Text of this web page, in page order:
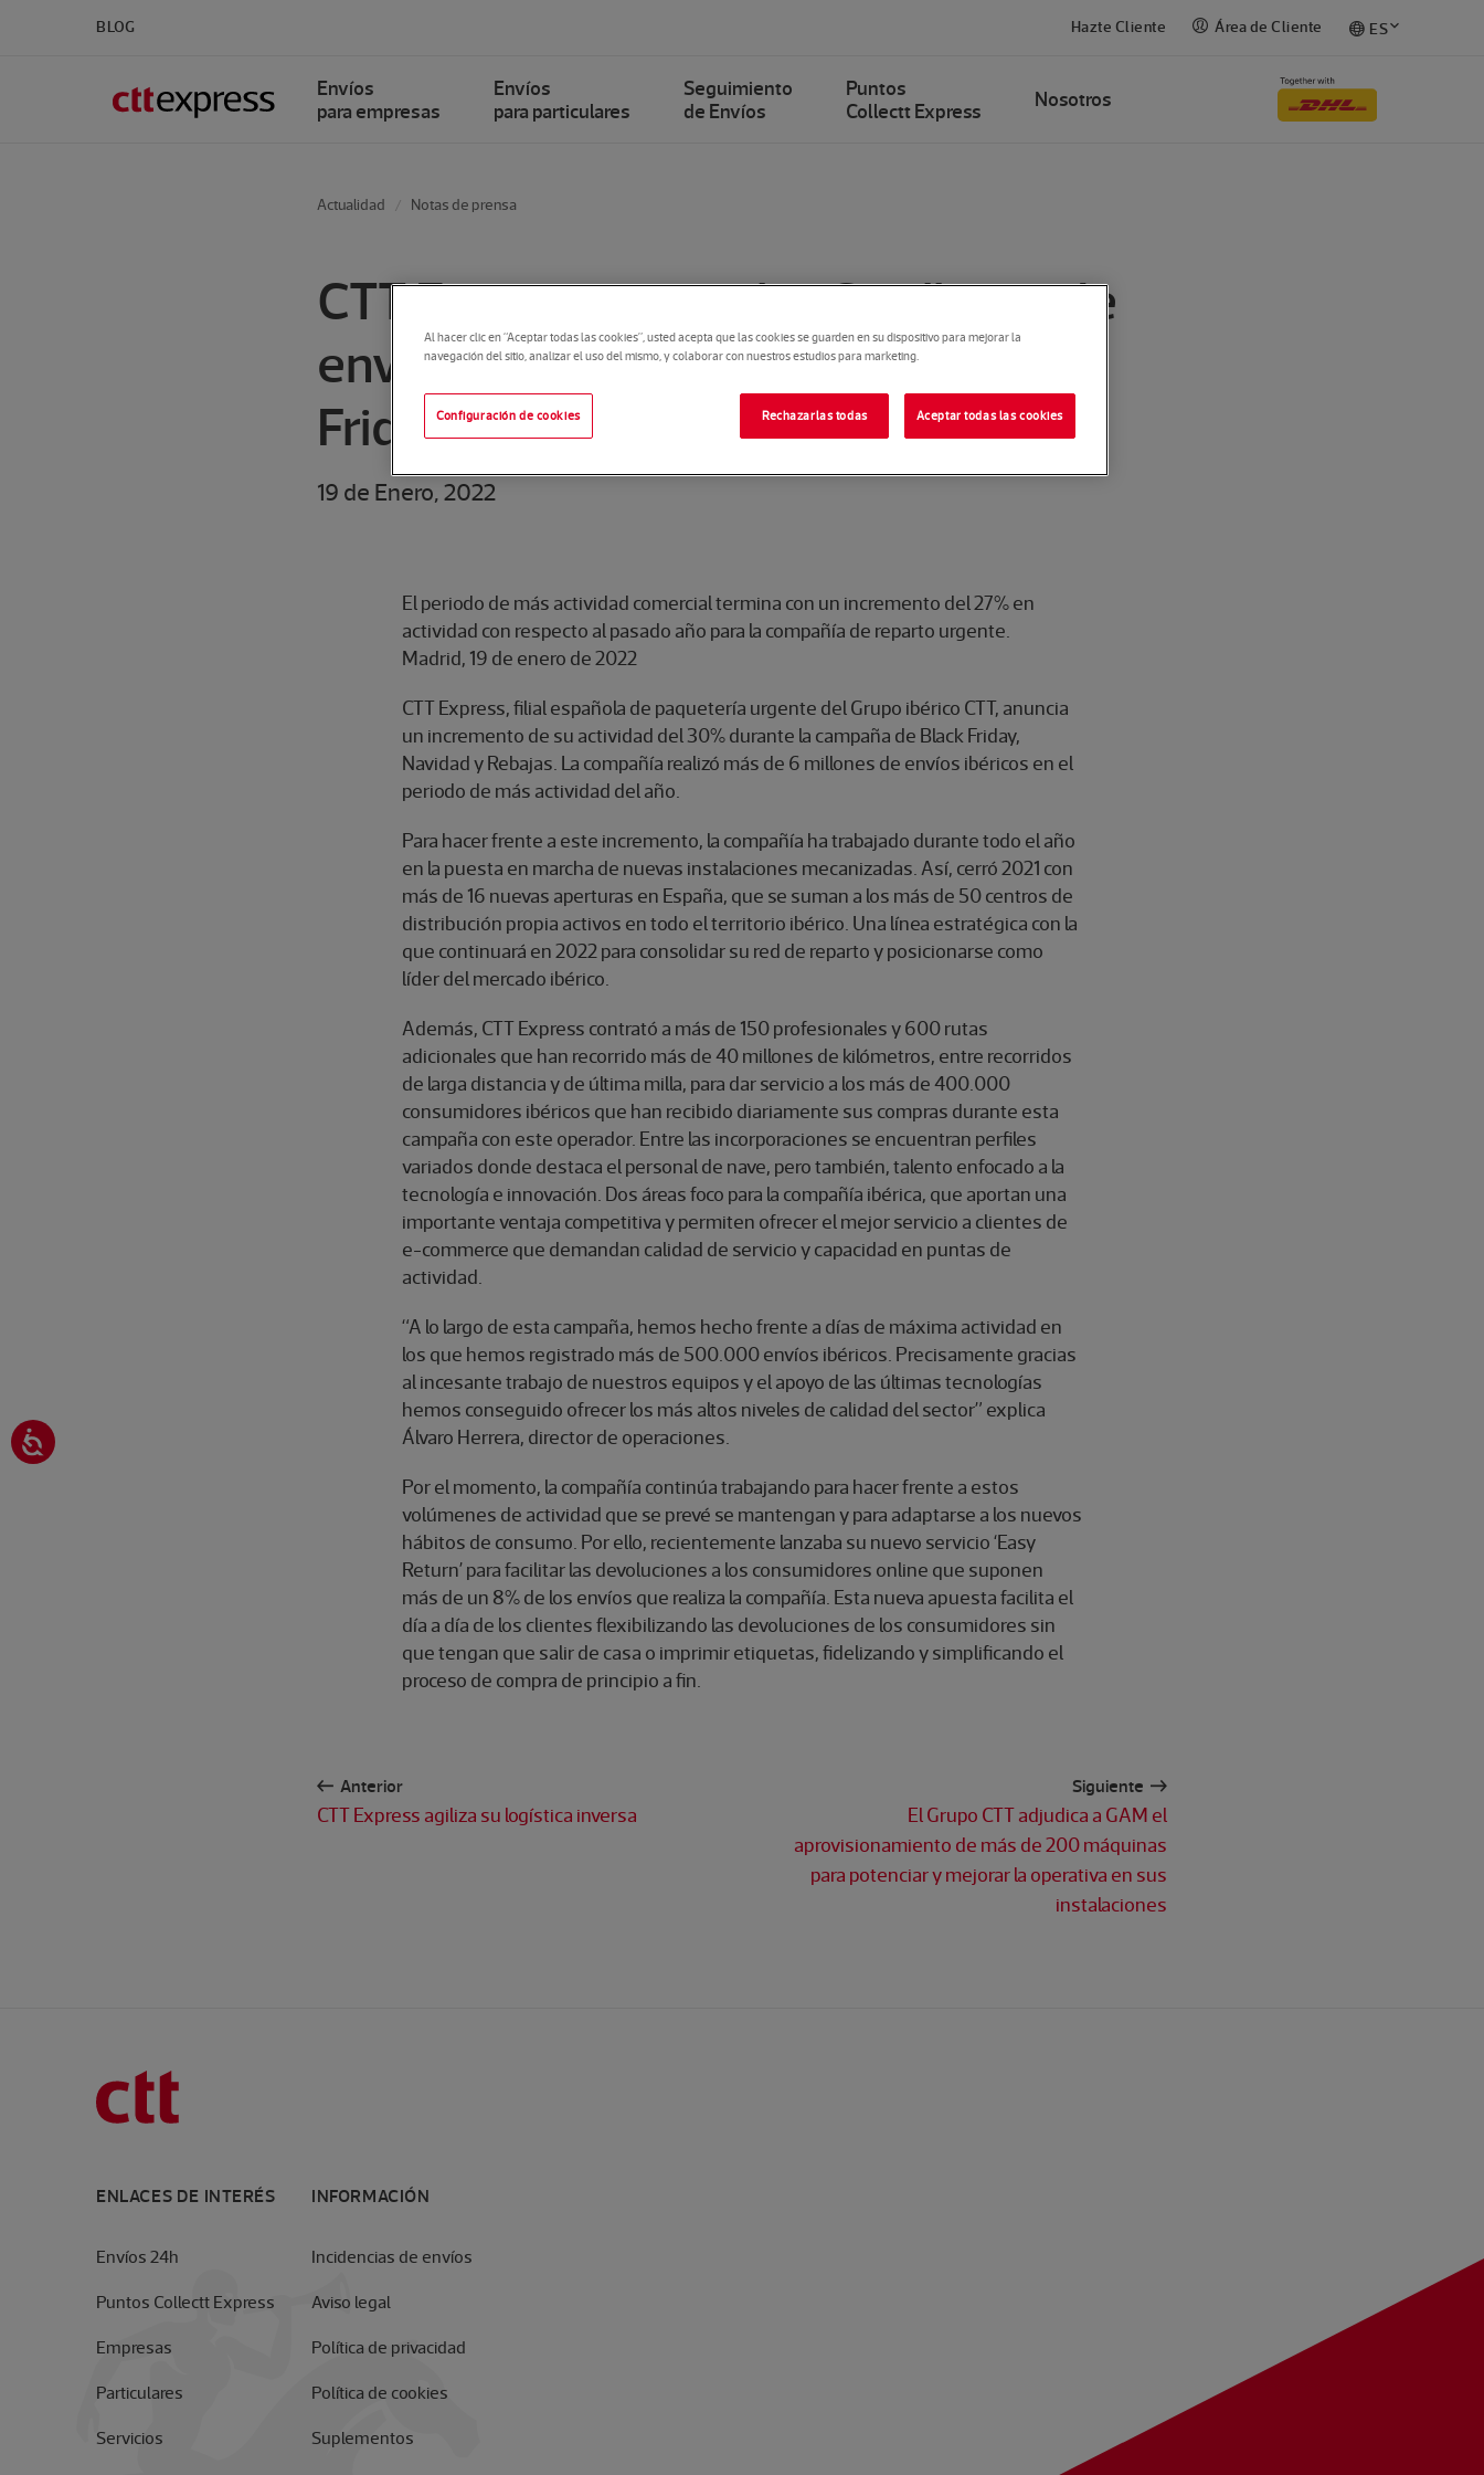
Envíos
para empresas
Envíos
para particulares
Seguimiento
de Envíos
Puntos
Collectt Express
Nosotros
BLOG ES
Área de Cliente
Hazte Cliente
Actualidad Notas de prensa
CTT Express supera los 6 millones de
envíos durante la campaña de Black
Friday, Navidad y Rebajas
19 de Enero, 2022
El periodo de más actividad comercial termina con un incremento del 27% en
actividad con respecto al pasado año para la compañía de reparto urgente.
Madrid, 19 de enero de 2022
CTT Express, filial española de paquetería urgente del Grupo ibérico CTT, anuncia
un incremento de su actividad del 30% durante la campaña de Black Friday,
Navidad y Rebajas. La compañía realizó más de 6 millones de envíos ibéricos en el
periodo de más actividad del año.
Para hacer frente a este incremento, la compañía ha trabajado durante todo el año
en la puesta en marcha de nuevas instalaciones mecanizadas. Así, cerró 2021 con
más de 16 nuevas aperturas en España, que se suman a los más de 50 centros de
distribución propia activos en todo el territorio ibérico. Una línea estratégica con la
que continuará en 2022 para consolidar su red de reparto y posicionarse como
líder del mercado ibérico.
Además, CTT Express contrató a más de 150 profesionales y 600 rutas
adicionales que han recorrido más de 40 millones de kilómetros, entre recorridos
de larga distancia y de última milla, para dar servicio a los más de 400.000
consumidores ibéricos que han recibido diariamente sus compras durante esta
campaña con este operador. Entre las incorporaciones se encuentran perfiles
variados donde destaca el personal de nave, pero también, talento enfocado a la
tecnología e innovación. Dos áreas foco para la compañía ibérica, que aportan una
importante ventaja competitiva y permiten ofrecer el mejor servicio a clientes de
e-commerce que demandan calidad de servicio y capacidad en puntas de
actividad.
“A lo largo de esta campaña, hemos hecho frente a días de máxima actividad en
los que hemos registrado más de 500.000 envíos ibéricos. Precisamente gracias
al incesante trabajo de nuestros equipos y el apoyo de las últimas tecnologías
hemos conseguido ofrecer los más altos niveles de calidad del sector” explica
Álvaro Herrera, director de operaciones.
Por el momento, la compañía continúa trabajando para hacer frente a estos
volúmenes de actividad que se prevé se mantengan y para adaptarse a los nuevos
hábitos de consumo. Por ello, recientemente lanzaba su nuevo servicio ‘Easy
Return’ para facilitar las devoluciones a los consumidores online que suponen
más de un 8% de los envíos que realiza la compañía. Esta nueva apuesta facilita el
día a día de los clientes flexibilizando las devoluciones de los consumidores sin
que tengan que salir de casa o imprimir etiquetas, fidelizando y simplificando el
proceso de compra de principio a fin.
Anterior
CTT Express agiliza su logística inversa
Siguiente
El Grupo CTT adjudica a GAM el
aprovisionamiento de más de 200 máquinas
para potenciar y mejorar la operativa en sus
instalaciones
ENLACES DE INTERÉS
Envíos 24h
Puntos Collectt Express
Empresas
Particulares
Servicios
INFORMACIÓN
Incidencias de envíos
Aviso legal
Política de privacidad
Política de cookies
Suplementos
Al hacer clic en “Aceptar todas las cookies”, usted acepta que las cookies se guarden en su dispositivo para mejorar la
navegación del sitio, analizar el uso del mismo, y colaborar con nuestros estudios para marketing.
Configuración de cookies Rechazarlas todas Aceptar todas las cookies